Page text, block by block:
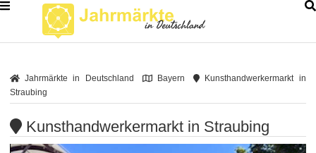
Jahrmärkte in Deutschland Bayern
Kunsthandwerkermarkt in
Straubing
Kunsthandwerkermarkt in Straubing